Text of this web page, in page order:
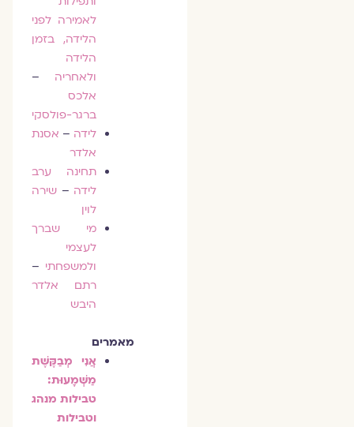
לאמירה לפני
הלידה, בזמן
הלידה
ולאחריה
אלכס
ברגר-פולסקי
לידה – אסנת
אלדר
תחינה ערב
לידה–שירה
לוין
מי שברך
לעצמי
ולמשפחתי–
רתם אלדר
היבש
מאמרים
אֲנִי מְבַקֶּשֶׁת
מַשְׁמָעוּת:
טבילות מנהג
וטבילות